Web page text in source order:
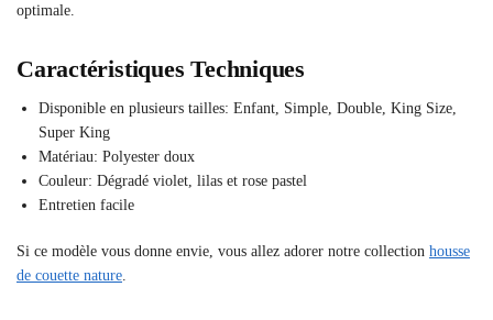
optimale.
Caractéristiques Techniques
Disponible en plusieurs tailles: Enfant, Simple, Double, King Size,
Super King
Matériau: Polyester doux
Couleur: Dégradé violet, lilas et rose pastel
Entretien facile
Si ce modèle vous donne envie, vous allez adorer notre collection housse
de couette nature.